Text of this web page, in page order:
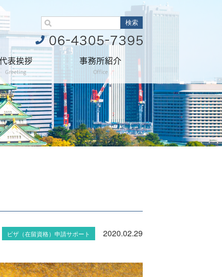
表挨拶
Greeting
事務所紹介
Office
ビザ（在留資格）申請サポート 2020.02.29